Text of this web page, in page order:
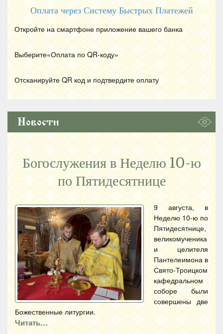
Оплата через Систему Быстрых Платежей
Откройте на смартфоне приложение вашего банка
Выберите«Оплата по QR-коду»
Отсканируйте QR код и подтвердите оплату
Новости
Богослужения в Неделю 10-ю
по Пятидесятнице
9 августа, в
Неделю 10-ю по
Пятидесятнице,
великомученика
и целителя
Пантелеимона в
Свято-Троицком
кафедральном
соборе были
совершены две
Божественные литургии.
Читать…